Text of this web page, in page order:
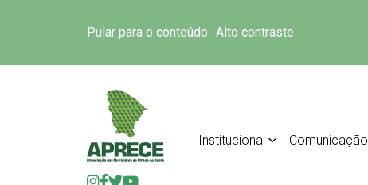
Pular para o conteúdo Alto contraste
Institucional Comunicação